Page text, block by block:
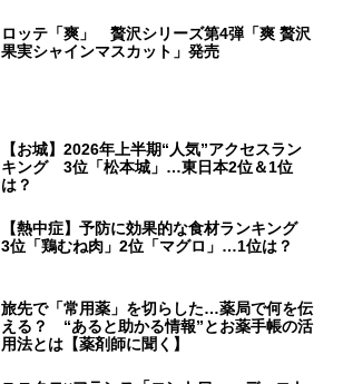
ロッテ「爽」 贅沢シリーズ第4弾「爽 贅沢
果実シャインマスカット」発売
【お城】2026年上半期“人気”アクセスラン
キング 3位「松本城」…東日本2位＆1位
は？
【熱中症】予防に効果的な食材ランキング
3位「鶏むね肉」2位「マグロ」…1位は？
旅先で「常用薬」を切らした…薬局で何を伝
える？ “あると助かる情報”とお薬手帳の活
用法とは【薬剤師に聞く】